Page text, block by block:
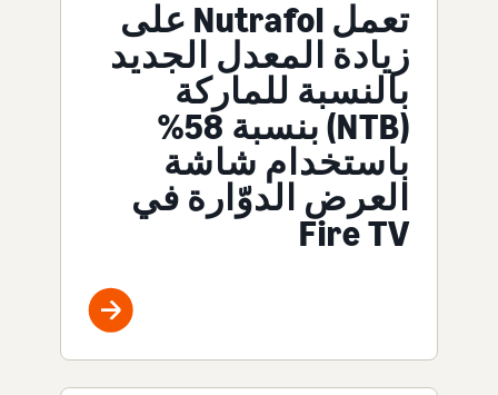
تعمل Nutrafol على
زيادة المعدل الجديد
بالنسبة للماركة
(NTB) بنسبة 58%
باستخدام شاشة
العرض الدوّارة في
Fire TV